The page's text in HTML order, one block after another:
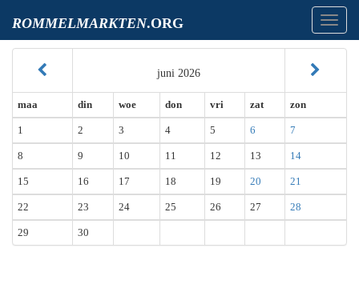
ROMMELMARKTEN.ORG
juni 2026
maa din woe don vri zat zon
1 2 3 4 5 6 7
8 9 10 11 12 13 14
15 16 17 18 19 20 21
22 23 24 25 26 27 28
29 30